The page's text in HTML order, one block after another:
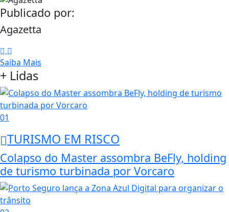
Publicado por:
Agazetta
Saiba Mais
+ Lidas
01
TURISMO EM RISCO
Colapso do Master assombra BeFly, holding
de turismo turbinada por Vorcaro